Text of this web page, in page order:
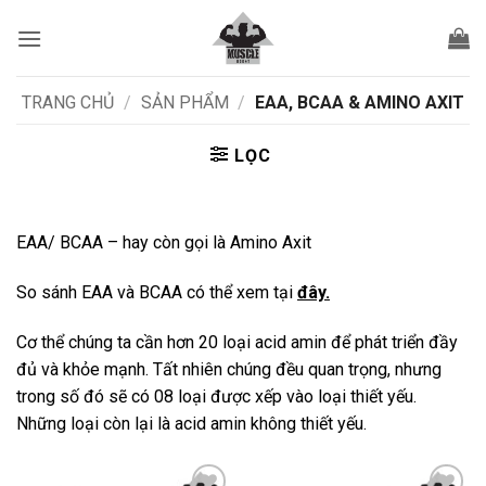
qua
dungTRANG CHỦ / SẢN PHẨM / EAA, BCAA & AMINO AXIT
LỌC
EAA/ BCAA – hay còn gọi là Amino Axit
So sánh EAA và BCAA có thể xem tại đây.
Cơ thể chúng ta cần hơn 20 loại acid amin để phát triển đầy
đủ và khỏe mạnh. Tất nhiên chúng đều quan trọng, nhưng
trong số đó sẽ có 08 loại được xếp vào loại thiết yếu.
Những loại còn lại là acid amin không thiết yếu.